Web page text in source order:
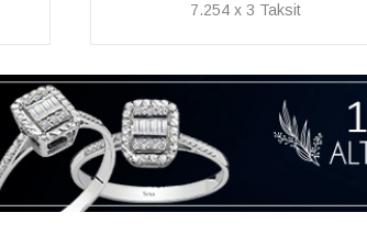
4.391 x 3